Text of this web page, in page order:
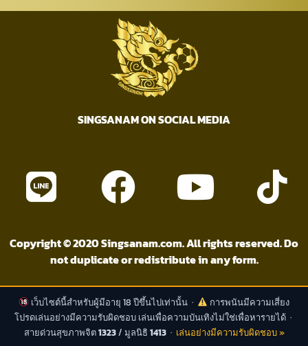
SINGSANAM ON SOCIAL MEDIA
Copyright © 2020 Singsanam.com. All rights reserved. Do
not duplicate or redistribute in any form.
เว็บไซต์นี้สำหรับผู้มีอายุ 18 ปีขึ้นไปเท่านั้น ·
การพนันมีความเสี่ยง
โปรดเล่นอย่างมีความรับผิดชอบ เล่นเพื่อความบันเทิงไม่ใช่เพื่อหารายได้ ·
สายด่วนสุขภาพจิต1323/ มูลนิธิ 1413· เล่นอย่างมีความรับผิดชอบ »